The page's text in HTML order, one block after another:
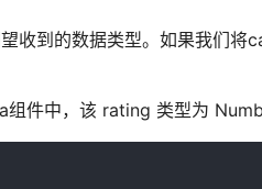
收到的数据类型。如果我们
件中，该 rating 类型为